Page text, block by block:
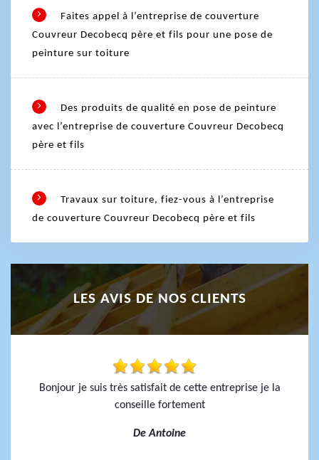
Faites appel à l’entreprise de couverture
Couvreur Decobecq père et fils pour une pose de
peinture sur toiture
Des produits de qualité en pose de peinture
avec l’entreprise de couverture Couvreur Decobecq
père et fils
Travaux sur toiture, fiez-vous à l’entreprise
de couverture Couvreur Decobecq père et fils
LES AVIS DE NOS CLIENTS
Bonjour je suis très satisfait de cette entreprise je la
conseille fortement
De Antoine